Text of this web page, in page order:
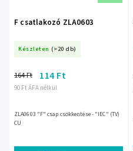
F csatlakozó ZLA0603
Készleten (>20 db)
90 Ft ÁFA nélkül
164 Ft 114 Ft
ZLA0603 "F" csap csökkentése - "IEC" (TV)
CU